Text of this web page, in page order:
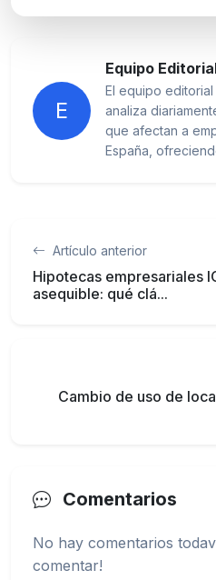
E
Equipo
El equipo
analiza
que afectan a
España,
Artículo anterior
Hipotecas empresariales
asequible: qué clá...
Cambio de uso de
Comentarios
No hay comentarios
comentar!